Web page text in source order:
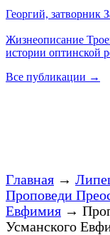
Георгий, затворник
Жизнеописание
истории оптинской
Все публикации →
Главная →
Проповеди
Евфимия →
Усманского